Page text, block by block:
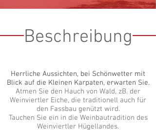
Beschreibung
Herrliche Aussichten, bei Schönwetter mit
Blick auf die Kleinen Karpaten, erwarten Sie.
Atmen Sie den Hauch von Wald, zB. der
Weinviertler Eiche, die traditionell auch für
den Fassbau genützt wird.
Tauchen Sie ein in die Weinbautradition des
Weinviertler Hügellandes.